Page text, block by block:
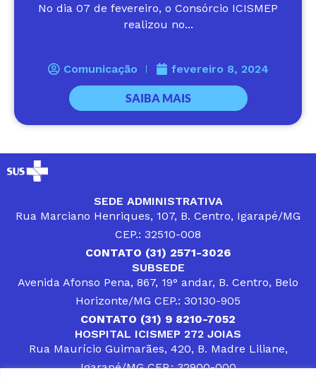
No dia 07 de fevereiro, o Consórcio ICISMEP
realizou no...
Comunicação fevereiro 8, 2024
SAIBA MAIS
SEDE ADMINISTRATIVA
Rua Marciano Henriques, 107, B. Centro, Igarapé/MG
CEP.: 32510-008
CONTATO (31) 2571-3026
SUBSEDE
Avenida Afonso Pena, 867, 19° andar, B. Centro, Belo
Horizonte/MG CEP.: 30130-905
CONTATO (31) 9 8210-7052
HOSPITAL ICISMEP 272 JOIAS
Rua Maurício Guimarães, 420, B. Madre Liliane,
Igarapé/MG CEP.: 32900-000